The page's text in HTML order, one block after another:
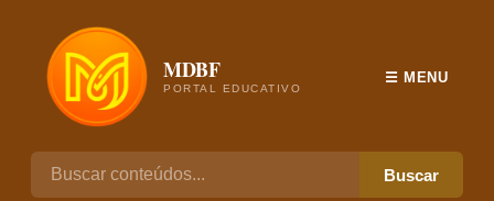
MDBF
PORTAL EDUCATIVO
Buscar
☰ MENU